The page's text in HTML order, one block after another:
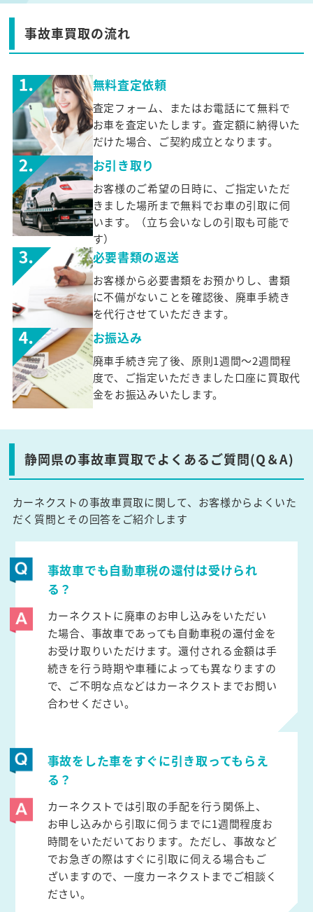
事故車買取の流れ
無料査定依頼
査定フォーム、またはお電話にて無料で
お車を査定いたします。査定額に納得いた
だけた場合、ご契約成立となります。
お引き取り
お客様のご希望の日時に、ご指定いただ
きました場所まで無料でお車の引取に伺
います。（立ち会いなしの引取も可能で
す）
必要書類の返送
お客様から必要書類をお預かりし、書類
に不備がないことを確認後、廃車手続き
を代行させていただきます。
お振込み
廃車手続き完了後、原則1週間～2週間程
度で、ご指定いただきました口座に買取代
金をお振込みいたします。
静岡県の事故車買取でよくあるご質問(Q＆A)
カーネクストの事故車買取に関して、お客様からよくいた
だく質問とその回答をご紹介します
事故車でも自動車税の還付は受けられ
る？
カーネクストに廃車のお申し込みをいただい
た場合、事故車であっても自動車税の還付金を
お受け取りいただけます。還付される金額は手
続きを行う時期や車種によっても異なりますの
で、ご不明な点などはカーネクストまでお問い
合わせください。
事故をした車をすぐに引き取ってもらえ
る？
カーネクストでは引取の手配を行う関係上、
お申し込みから引取に伺うまでに1週間程度お
時間をいただいております。ただし、事故など
でお急ぎの際はすぐに引取に伺える場合もご
ざいますので、一度カーネクストまでご相談く
ださい。